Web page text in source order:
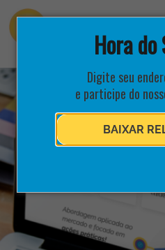
Hora
Digite seu
e participe do
BAIXAR